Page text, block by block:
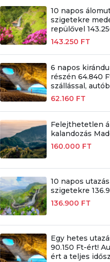
10 napos
szigetekre
repülővel
143.250 FT
6 napos
részén 64.840
szállással,
62.160 FT
Felejthetetlen
kalandozás
160.000 FT
10 napos
szigetekre
136.900 FT
Egy hetes
90.150 Ft-ért!
ért a teljes